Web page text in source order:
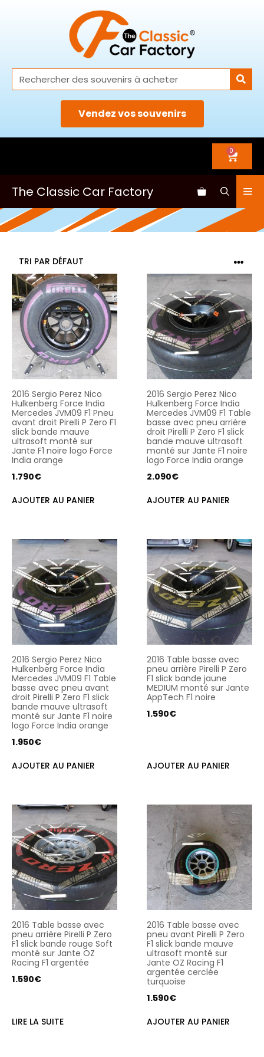
Vendez vos souvenirs
0
The Classic Car Factory
2016 Sergio Perez Nico
Hulkenberg Force India
Mercedes JVM09 F1 Pneu
avant droit Pirelli P Zero F1
slick bande mauve
ultrasoft monté sur
Jante F1 noire logo Force
India orange
1.790€
AJOUTER AU PANIER
2016 Sergio Perez Nico
Hulkenberg Force India
Mercedes JVM09 F1 Table
basse avec pneu arrière
droit Pirelli P Zero F1 slick
bande mauve ultrasoft
monté sur Jante F1 noire
logo Force India orange
2.090€
AJOUTER AU PANIER
2016 Sergio Perez Nico
Hulkenberg Force India
Mercedes JVM09 F1 Table
basse avec pneu avant
droit Pirelli P Zero F1 slick
bande mauve ultrasoft
monté sur Jante F1 noire
logo Force India orange
1.950€
AJOUTER AU PANIER
2016 Table basse avec
pneu arrière Pirelli P Zero
F1 slick bande jaune
MEDIUM monté sur Jante
AppTech F1 noire
1.590€
AJOUTER AU PANIER
2016 Table basse avec
pneu arrière Pirelli P Zero
F1 slick bande rouge Soft
monté sur Jante OZ
Racing F1 argentée
1.590€
LIRE LA SUITE
2016 Table basse avec
pneu avant Pirelli P Zero
F1 slick bande mauve
ultrasoft monté sur
Jante OZ Racing F1
argentée cerclée
turquoise
1.590€
AJOUTER AU PANIER